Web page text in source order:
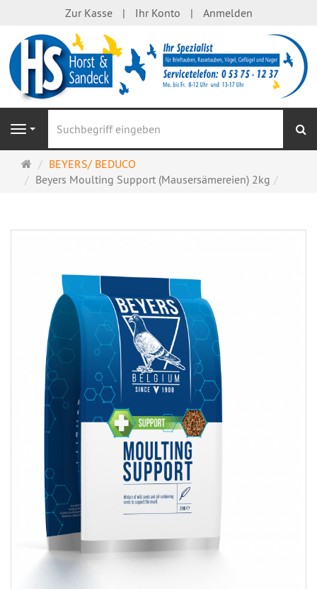
Zur Kasse Ihr Konto Anmelden
Navigation
Startseite
BEYERS/ BEDUCO
Beyers Moulting Support (Mausersämereien) 2kg